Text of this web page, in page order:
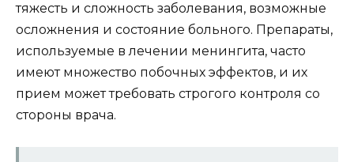
тяжесть и сложность заболевания, возможные
осложнения и состояние больного. Препараты,
используемые в лечении менингита, часто
имеют множество побочных эффектов, и их
прием может требовать строгого контроля со
стороны врача.